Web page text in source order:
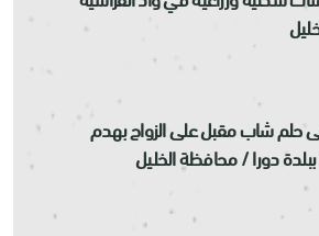
حلم شاب مقبل على الزواج بهدم
دورا / محافظة الخليل